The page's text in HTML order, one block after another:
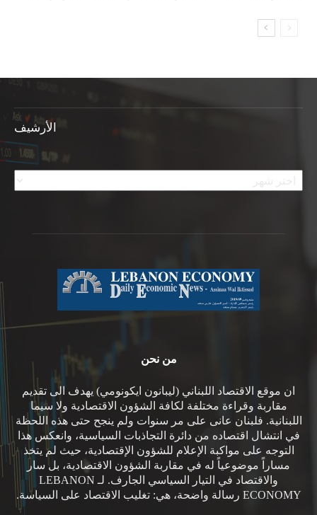
الأرشيف
الأرشيف
من نحن
ان موقع الاقتصاد اللبناني (ليبانون ايكونومي) يهدف الى تقديم
مقاربة وقراءة مختلفة لكافة الشؤون الاقتصادية ولا سيما
اللبنانية. فلبنان عانى على مر سنوات ولم ينجح حتى هذه اللحظة
في انتشال اقتصاده من دائرة التجاذبات السياسية، وانعكس هذا
التوجه على مواكبة الإعلام للشؤون الإقتصادية، حيث لم يتخذ
مساراً موضوعياً له في مقاربة الشؤون الاقتصادية، بل سار
والاقتصاد في التيار السياسي الجارف. لـ LEBANON
ECONOMY رسالة واضحة، هي: تغليب الاقتصاد على السياسة.